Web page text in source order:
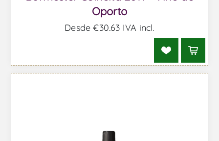
Oporto
Desde €30,63 IVA incl.